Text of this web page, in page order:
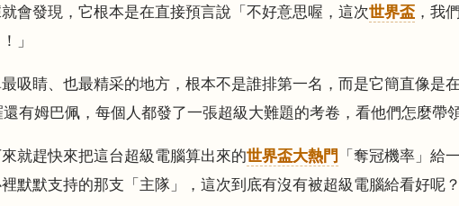
會發現，它根本是在直接預言說「不好意思喔，這次世界盃 ，我
」
吸睛、也最精采的地方，根本不是誰排第一名，而是它簡直像是
有姆巴佩，每個人都發了一張超級大難題的考卷，看他們怎麼帶
就趕快來把這台超級電腦算出來的世界盃大熱門 「奪冠機率」給
默默支持的那支「主隊」，這次到底有沒有被超級電腦給看好呢